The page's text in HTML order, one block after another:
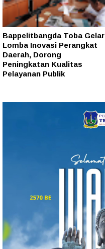
Bappelitbangda Toba Gelar
Lomba Inovasi Perangkat
Daerah, Dorong
Peningkatan Kualitas
Pelayanan Publik